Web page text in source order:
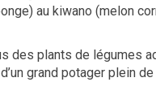
au kiwano (melon
des plants de légumes
grand potager plein